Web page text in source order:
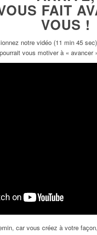
FAIT
VOUS !
notre vidéo (11 min 45
vous motiver à « avancer
car vous créez à votre